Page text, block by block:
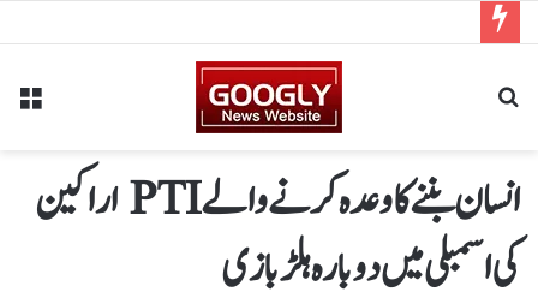
انسان بننے کا وعدہ کرنے والے PTI اراکین
کی اسمبلی میں دوبارہ ہلڑ بازی